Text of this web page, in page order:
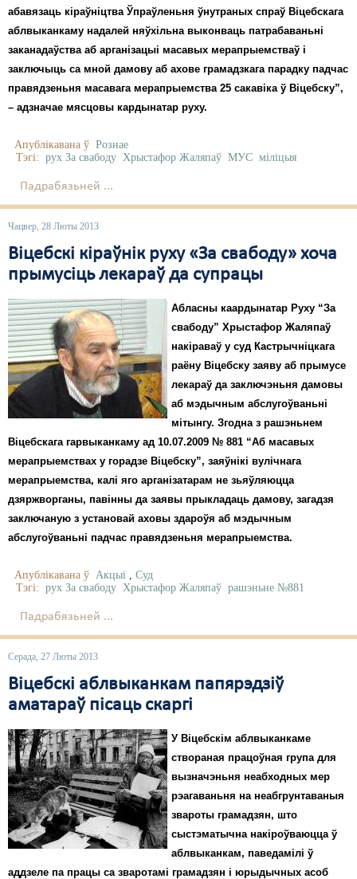
абавязаць кіраўніцтва Ўпраўленьня ўнутраных спраў Віцебскага
аблвыканкаму надалей няўхільна выконваць патрабаваньні
заканадаўства аб арганізацыі масавых мерапрыемстваў і
заключыць са мной дамову аб ахове грамадзкага парадку падчас
правядзеньня масавага мерапрыемства 25 сакавіка ў Віцебску”,
– адзначае мясцовы кардынатар руху.
Апублікавана ў Рознае
Тэгі: рух За свабоду Хрыстафор Жаляпаў МУС міліцыя
Падрабязьней ...
Чацвер, 28 Люты 2013
Віцебскі кіраўнік руху «За свабоду» хоча
прымусіць лекараў да супрацы
Абласны каардынатар Руху “За
свабоду” Хрыстафор Жаляпаў
накіраваў у суд Кастрычніцкага
раёну Віцебску заяву аб прымусе
лекараў да заключэньня дамовы
аб мэдычным абслугоўваньні
мітынгу. Згодна з рашэньнем
Віцебскага гарвыканкаму ад 10.07.2009 № 881 “Аб масавых
мерапрыемствах у горадзе Віцебску”, заяўнікі вулічнага
мерапрыемства, калі яго арганізатарам не зьяўляюцца
дзяржворганы, павінны да заявы прыкладаць дамову, загадзя
заключаную з установай аховы здароўя аб мэдычным
абслугоўваньні падчас правядзеньня мерапрыемства.
Апублікавана ў Акцыі , Суд
Тэгі: рух За свабоду Хрыстафор Жаляпаў рашэньне №881
Падрабязьней ...
Серада, 27 Люты 2013
Віцебскі аблвыканкам папярэдзіў
аматараў пісаць скаргі
У Віцебскім аблвыканкаме
створаная працоўная група для
вызначэньня неабходных мер
рэагаваньня на неабгрунтаваныя
звароты грамадзян, што
сыстэматычна накіроўваюцца ў
аблвыканкам, паведамілі ў
аддзеле па працы са зваротамі грамадзян і юрыдычных асоб